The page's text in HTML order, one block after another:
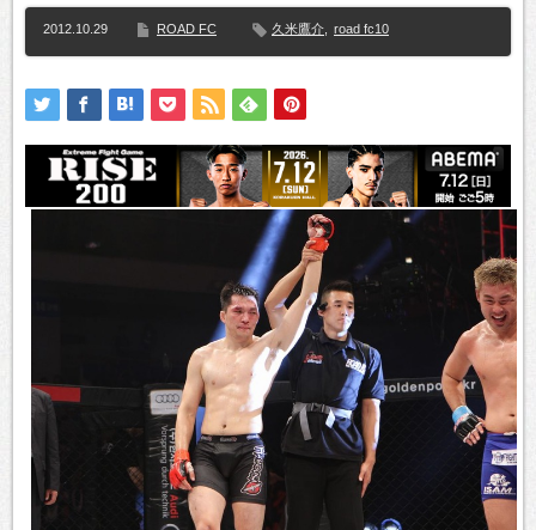
2012.10.29 ROAD FC 久米鷹介 road fc10